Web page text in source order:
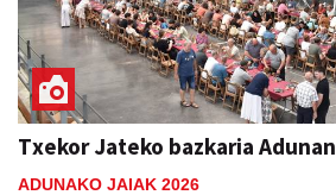
Txekor Jateko bazkaria Adunan
ADUNAKO JAIAK 2026